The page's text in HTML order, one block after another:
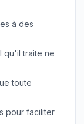
à des
qu'il traite ne
toute
pour faciliter